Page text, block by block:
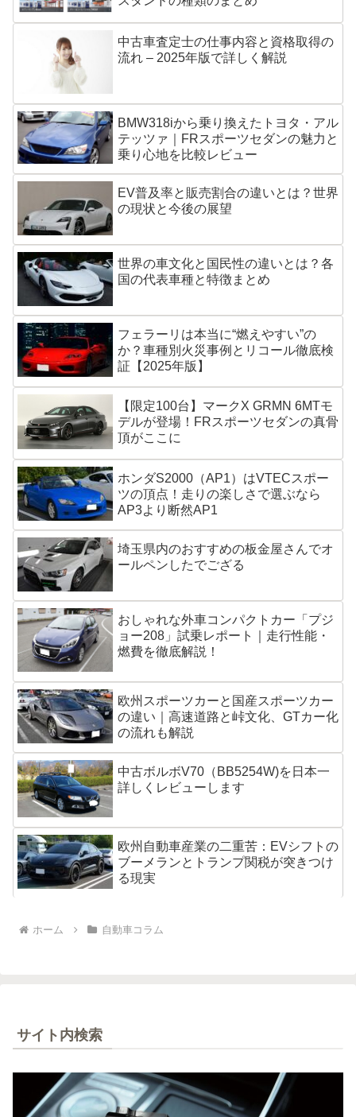
中古車査定士の仕事内容と資格取得の
流れ – 2025年版で詳しく解説
BMW318iから乗り換えたトヨタ・アル
テッツァ｜FRスポーツセダンの魅力と
乗り心地を比較レビュー
EV普及率と販売割合の違いとは？世界
の現状と今後の展望
世界の車文化と国民性の違いとは？各
国の代表車種と特徴まとめ
フェラーリは本当に“燃えやすい”の
か？車種別火災事例とリコール徹底検
証【2025年版】
【限定100台】マークX GRMN 6MTモ
デルが登場！FRスポーツセダンの真骨
頂がここに
ホンダS2000（AP1）はVTECスポー
ツの頂点！走りの楽しさで選ぶなら
AP3より断然AP1
埼玉県内のおすすめの板金屋さんでオ
ールペンしたでござる
おしゃれな外車コンパクトカー「プジ
ョー208」試乗レポート｜走行性能・
燃費を徹底解説！
欧州スポーツカーと国産スポーツカー
の違い｜高速道路と峠文化、GTカー化
の流れも解説
中古ボルボV70（BB5254W)を日本一
詳しくレビューします
欧州自動車産業の二重苦：EVシフトの
ブーメランとトランプ関税が突きつけ
る現実
ホーム 自動車コラム
サイト内検索